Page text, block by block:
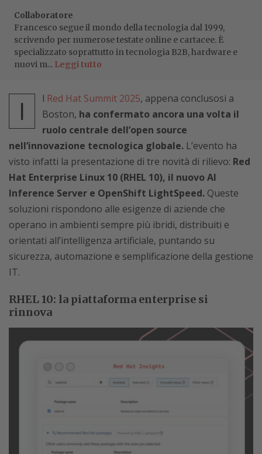
Collaboratore
Francesco segue il mondo della tecnologia dal 1999,
scrivendo per numerose testate online e cartacee. È
specializzato soprattutto in tecnologia B2B, hardware e
nuovi m... Leggi tutto
I l Red Hat Summit 2025, appena conclusosi a
Boston, ha confermato ancora una volta il
ruolo centrale dell’open source
nell’innovazione tecnologica globale. L’evento ha
visto infatti la presentazione di tre novità di rilievo: Red
Hat Enterprise Linux 10 (RHEL 10), il nuovo AI
Inference Server e OpenShift LightSpeed. Queste
soluzioni rispondono alle esigenze di aziende che
operano in ambienti sempre più ibridi, distribuiti e
orientati all’intelligenza artificiale, puntando su
sicurezza, automazione e semplificazione della gestione
IT.
RHEL 10: la piattaforma enterprise si
rinnova